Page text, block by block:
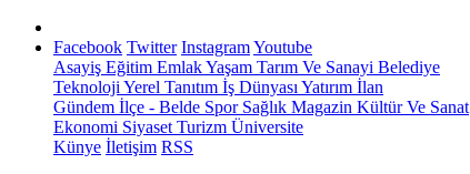
Facebook Twitter InstagramYoutube
Asayiş Eğitim EmlakYaşam Tarım Ve Sanayi Belediye
Teknoloji Yerel Tanıtım İş Dünyası Yatırım İlan
Gündem İlçe - Belde SporSağlık Magazin Kültür Ve Sanat
Ekonomi Siyaset Turizm Üniversite
Künye İletişim RSS